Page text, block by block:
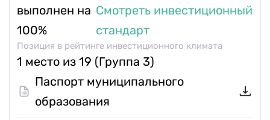
выполнен на
100%
Смотреть инвестиционный
стандарт
Позиция в рейтинге инвестиционного климата
1 место из 19 (Группа 3)
Паспорт муниципального
образования